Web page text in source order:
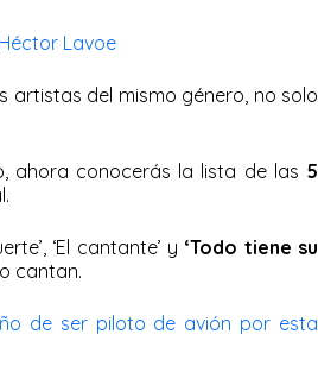
Lavoe
artistas del mismo género, no solo
ahora conocerás la lista de las 5
‘El cantante’ y ‘Todo tiene su
cantan.
de ser piloto de avión por esta